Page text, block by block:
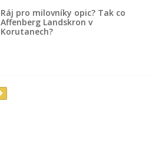
Ráj pro milovníky opic? Tak co
Affenberg Landskron v
Korutanech?